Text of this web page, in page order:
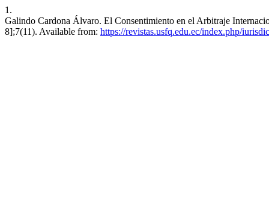
1.
Galindo Cardona Álvaro. El Consentimiento en el Arbitraje
8];7(11). Available from: https://revistas.usfq.edu.ec/index.php/